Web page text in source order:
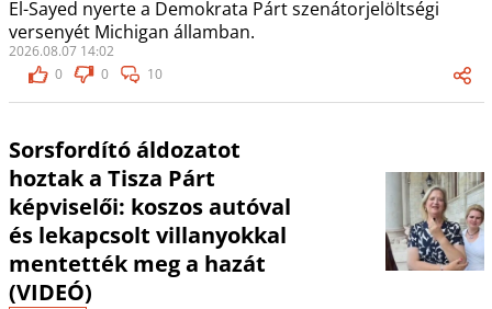
El-Sayed nyerte a Demokrata Párt szenátorjelöltségi
versenyét Michigan államban.
2026.08.07 14:02
0
0 10
Sorsfordító áldozatot
hoztak a Tisza Párt
képviselői: koszos autóval
és lekapcsolt villanyokkal
mentették meg a hazát
(VIDEÓ)